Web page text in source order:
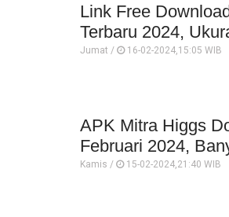
Link Free
Terbaru 2024,
Jumat / 16-02-2024,15:05 WIB
APK Mitra Higgs
Februari 2024,
Kamis / 15-02-2024,21:40 WIB